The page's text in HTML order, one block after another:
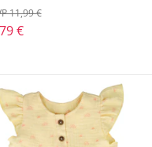
€
11,99 €